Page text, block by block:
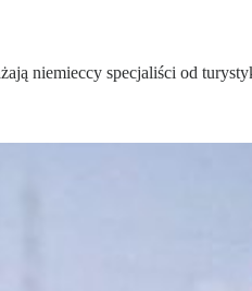
niemieccy specjaliści od